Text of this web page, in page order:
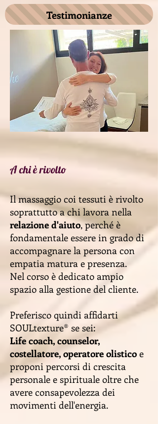
Testimonianze
A chi è rivolto
Il massaggio coi tessuti è rivolto
soprattutto a chi lavora nella
relazione d'aiuto, perché è
fondamentale essere in grado di
accompagnare la persona con
empatia matura e presenza.
Nel corso è dedicato ampio
spazio alla gestione del cliente.
Preferisco quindi affidarti
SOULtexture® se sei:
Life coach, counselor,
costellatore, operatore olistico e
proponi percorsi di crescita
personale e spirituale oltre che
avere consapevolezza dei
movimenti dell'energia.